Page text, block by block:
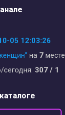
05 12:03:26
на 7 месте
сегодня: 307 / 1